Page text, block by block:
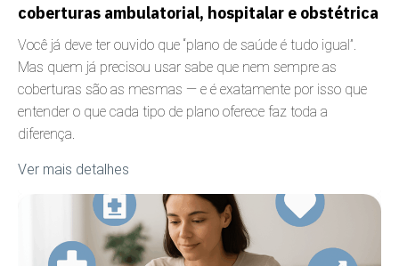
coberturas ambulatorial, hospitalar e obstétrica
Você já deve ter ouvido que “plano de saúde é tudo igual”.
Mas quem já precisou usar sabe que nem sempre as
coberturas são as mesmas — e é exatamente por isso que
entender o que cada tipo de plano oferece faz toda a
diferença.
Ver mais detalhes